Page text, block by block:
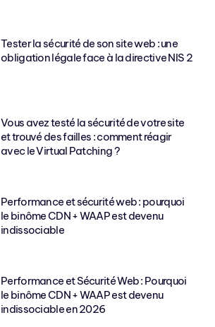
Tester la sécurité de son site web : une
obligation légale face à la directive NIS 2
Vous avez testé la sécurité de votre site
et trouvé des failles : comment réagir
avec le Virtual Patching ?
Performance et sécurité web : pourquoi
le binôme CDN + WAAP est devenu
indissociable
Performance et Sécurité Web : Pourquoi
le binôme CDN + WAAP est devenu
indissociable en 2026